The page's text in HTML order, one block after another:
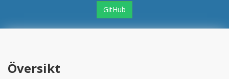
GitHub
Översikt